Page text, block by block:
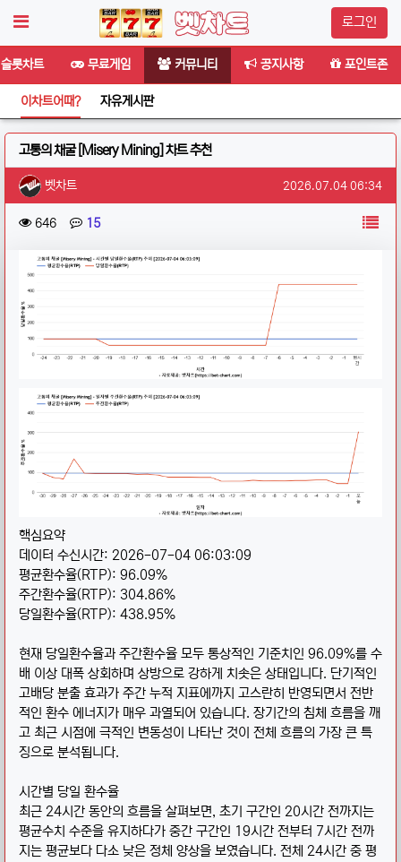
로그인
롯차트 무료게임 커뮤니티 공지사항 포인트존
이차트어때? 자유게시판
고통의 채굴 [Misery Mining] 차트 추천
작성자 정보
벳차트 작성일
2026.07.04 06:34
컨텐츠 정보
646조회 15댓글 목록
핵심요약
데이터 수신시간: 2026-07-04 06:03:09
평균환수율(RTP): 96.09%
주간환수율(RTP): 304.86%
당일환수율(RTP): 438.95%
현재 당일환수율과 주간환수율 모두 통상적인 기준치인 96.09%를 수
배 이상 대폭 상회하며 상방으로 강하게 치솟은 상태입니다. 단기적인
고배당 분출 효과가 주간 누적 지표에까지 고스란히 반영되면서 전반
적인 환수 에너지가 매우 과열되어 있습니다. 장기간의 침체 흐름을 깨
고 최근 시점에 극적인 변동성이 나타난 것이 전체 흐름의 가장 큰 특
징으로 분석됩니다.
시간별 당일 환수율
최근 24시간 동안의 흐름을 살펴보면, 초기 구간인 20시간 전까지는
평균수치 수준을 유지하다가 중간 구간인 19시간 전부터 7시간 전까
지는 평균보다 다소 낮은 정체 양상을 보였습니다. 전체 24시간 중 평